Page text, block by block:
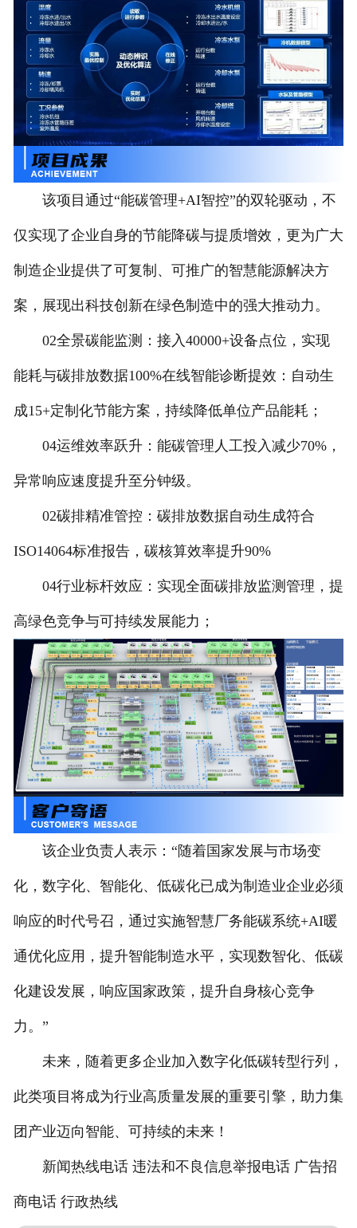
该项目通过“能碳管理+AI智控”的双轮驱动，不
仅实现了企业自身的节能降碳与提质增效，更为广大
制造企业提供了可复制、可推广的智慧能源解决方
案，展现出科技创新在绿色制造中的强大推动力。
02全景碳能监测：接入40000+设备点位，实现
能耗与碳排放数据100%在线智能诊断提效：自动生
成15+定制化节能方案，持续降低单位产品能耗；
04运维效率跃升：能碳管理人工投入减少70%，
异常响应速度提升至分钟级。
02碳排精准管控：碳排放数据自动生成符合
ISO14064标准报告，碳核算效率提升90%
04行业标杆效应：实现全面碳排放监测管理，提
高绿色竞争与可持续发展能力；
该企业负责人表示：“随着国家发展与市场变
化，数字化、智能化、低碳化已成为制造业企业必须
响应的时代号召，通过实施智慧厂务能碳系统+AI暖
通优化应用，提升智能制造水平，实现数智化、低碳
化建设发展，响应国家政策，提升自身核心竞争
力。”
未来，随着更多企业加入数字化低碳转型行列，
此类项目将成为行业高质量发展的重要引擎，助力集
团产业迈向智能、可持续的未来！
新闻热线电话 违法和不良信息举报电话 广告招
商电话 行政热线